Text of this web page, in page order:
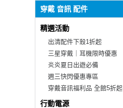
穿戴 音訊 配件
精選活動
出清配件下殺1折起
三星穿戴｜耳機限時優惠
炎炎夏日出遊必備
週三快閃優惠專區
穿戴音訊福利品 全館5折起
行動電源